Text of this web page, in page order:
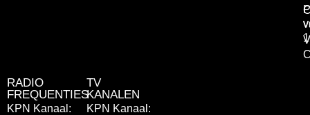
RADIO
FREQUENTIES
KPN Kanaal:
TV
KANALEN
KPN Kanaal: